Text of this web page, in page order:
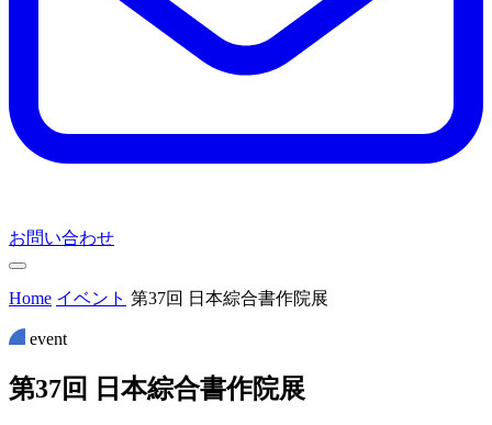
お問い合わせ
Home イベント 第37回 日本綜合書作院展
event
第37回 日 本綜合書作院展